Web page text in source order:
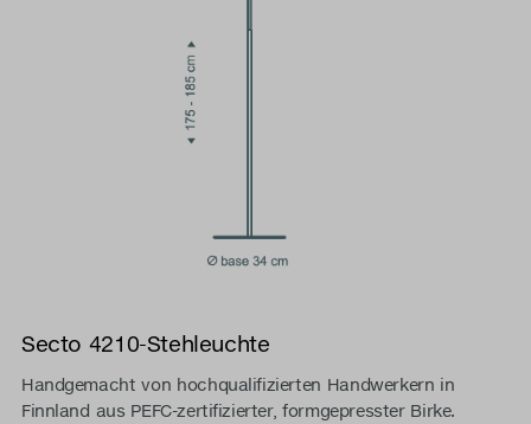
Secto 4210-Stehleuchte
Handgemacht von hochqualifizierten Handwerkern in
Finnland aus PEFC-zertifizierter, formgepresster Birke.